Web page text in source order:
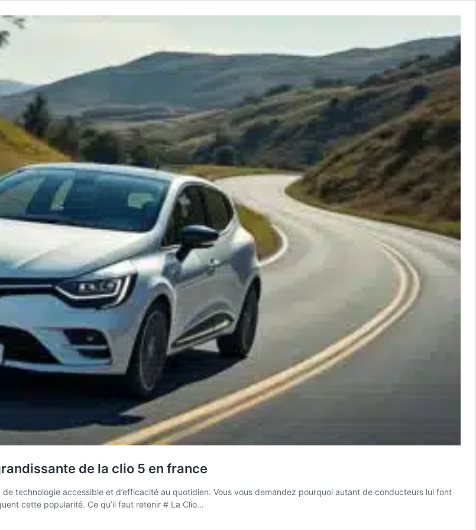
de la clio 5 en france
technologie accessible et d’efficacité au quotidien. Vous vous demandez pourquoi autant de conducteurs lui font
cette popularité. Ce qu’il faut retenir # La Clio…